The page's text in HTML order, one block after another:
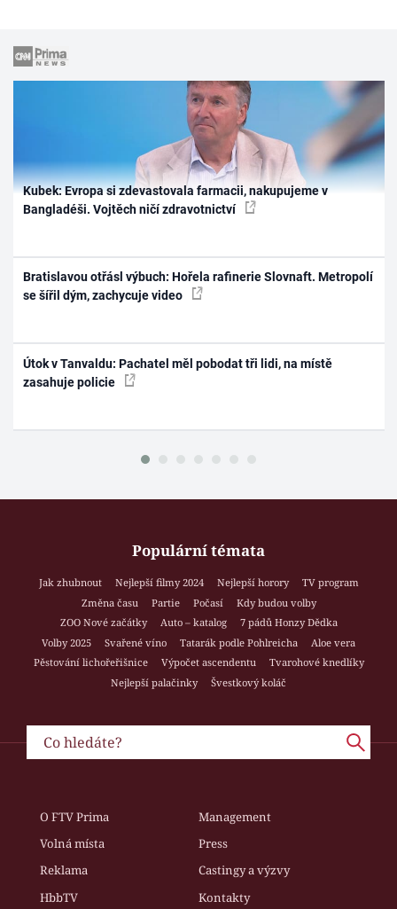
Kubek: Evropa si zdevastovala farmacii, nakupujeme v
Bangladéši. Vojtěch ničí zdravotnictví
Bratislavou otřásl výbuch: Hořela rafinerie Slovnaft. Metropolí
se šířil dým, zachycuje video
Útok v Tanvaldu: Pachatel měl pobodat tři lidi, na místě
zasahuje policie
Populární témata
Jak zhubnout Nejlepší filmy 2024 Nejlepší horory
TV program
Změna času
Partie Počasí
Kdy budou volby
ZOO Nové začátky
Auto – katalog
7 pádů Honzy Dědka
Volby 2025
Svařené víno Tatarák podle Pohlreicha
Aloe vera
Pěstování lichořeřišnice
Výpočet ascendentu
Tvarohové knedlíky
Nejlepší palačinky
Švestkový koláč
O FTV Prima
Management
Volná místa
Press
Reklama
Castingy a výzvy
HbbTV
Kontakty